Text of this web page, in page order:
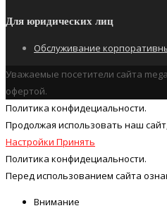
Для юридических лиц
Обслуживание
Уважаемые посетители сайта
офертой.
Политика конфидециальности.
Продолжая использовать наш
Настройки Принять
Политика конфидециальности.
Перед использованием сайта
Внимание